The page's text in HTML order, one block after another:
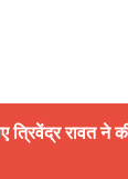
रावत ने